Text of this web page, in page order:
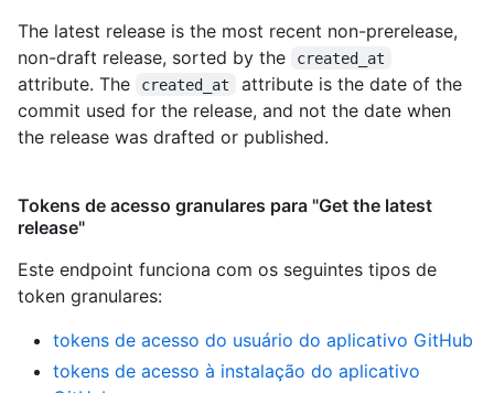
The latest release is the most recent non-prerelease,
non-draft release, sorted by the
created_at
attribute. The created_at
attribute is the date of the
commit used for the release, and not the date when
the release was drafted or published.
Tokens de acesso granulares para "Get the latest
release"
Este endpoint funciona com os seguintes tipos de
token granulares:
tokens de acesso do usuário do aplicativo GitHub
tokens de acesso à instalação do aplicativo